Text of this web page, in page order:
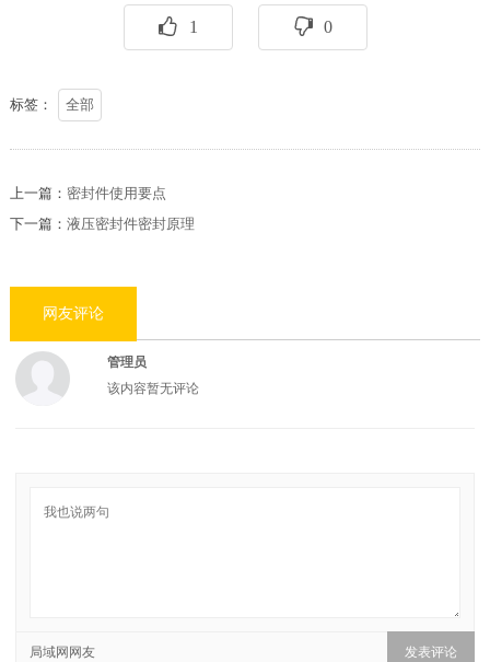
1 0
标签： 全部
上一篇： 密封件使用要点
下一篇： 液压密封件密封原理
网友评论
管理员
该内容暂无评论
局域网网友